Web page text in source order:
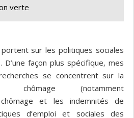
verte
sur les politiques sociales
façon plus spécifique, mes
se concentrent sur la
chômage (notamment
chômage et les indemnités de
d’emploi et sociales des